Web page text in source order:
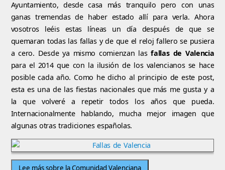
Ayuntamiento, desde casa más tranquilo pero con unas
ganas tremendas de haber estado allí para verla. Ahora
vosotros leéis estas líneas un día después de que se
quemaran todas las fallas y de que el reloj fallero se pusiera
a cero. Desde ya mismo comienzan lasfallas de Valencia
para el 2014 que con la ilusión de los valencianos se hace
posible cada año. Como he dicho al principio de este post,
esta es una de las fiestas nacionales que más me gusta y a
la que volveré a repetir todos los años que pueda.
Internacionalmente hablando, mucha mejor imagen que
algunas otras tradiciones españolas.